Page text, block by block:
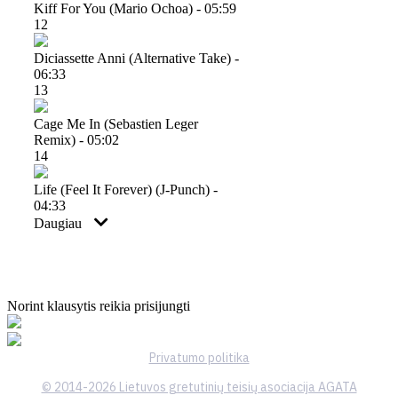
Kiff For You (mario Ochoa) - 05:59
12
Diciassette Anni (alternative Take) -
06:33
13
Cage Me In (sebastien Leger
Remix) - 05:02
14
Life (feel It Forever) (j-Punch) -
04:33
Daugiau
Norint klausytis reikia prisijungti
Privatumo politika
© 2014-2026 Lietuvos gretutinių teisių asociacija AGATA